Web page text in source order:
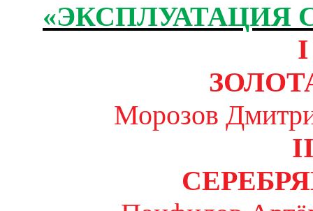
«ЭКСПЛУАТАЦИЯ
I
Морозов